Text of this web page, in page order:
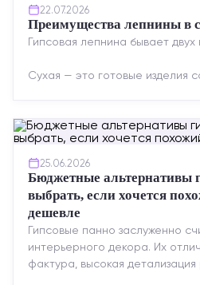
22.07.2026
Преимущества лепнины в
Гипсовая лепнина бывает двух
Сухая — это готовые изделия
25.06.2026
Бюджетные альтернативы
выбрать, если хочется
дешевле
Гипсовые панно заслуженно
интерьерного декора. Их
фактура, высокая детализация